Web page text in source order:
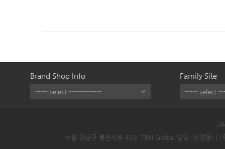
Brand Shop Info Family Site
(
서울 강남구 봉은사로 456, TBH Global 빌딩 (삼성동) |